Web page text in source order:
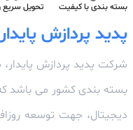
بسته بندی با کیفیت تحویل سریع
پدید پردازش پایدار
شرکت پدید پردازش
بسته بندی کشور می باشد که
دیجیتال، جهت توسعه